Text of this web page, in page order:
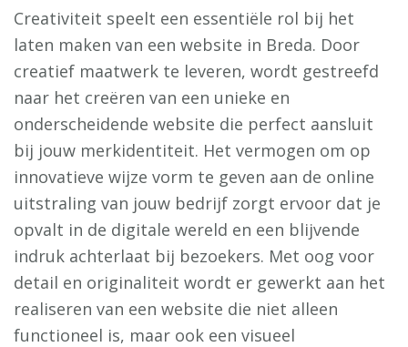
Creativiteit speelt een essentiële rol bij het
laten maken van een website in Breda. Door
creatief maatwerk te leveren, wordt gestreefd
naar het creëren van een unieke en
onderscheidende website die perfect aansluit
bij jouw merkidentiteit. Het vermogen om op
innovatieve wijze vorm te geven aan de online
uitstraling van jouw bedrijf zorgt ervoor dat je
opvalt in de digitale wereld en een blijvende
indruk achterlaat bij bezoekers. Met oog voor
detail en originaliteit wordt er gewerkt aan het
realiseren van een website die niet alleen
functioneel is, maar ook een visueel